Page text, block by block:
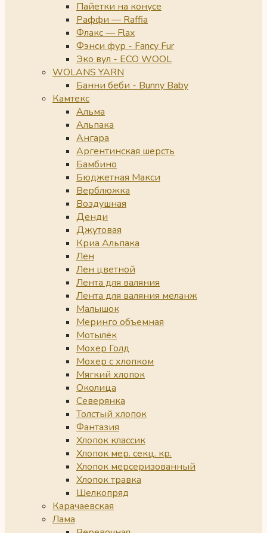
Пайетки на конусе
Раффи — Raffia
Флакс — Flax
Фэнси фур - Fancy Fur
Эко вул - ECO WOOL
WOLANS YARN
Банни беби - Bunny Baby
Камтекс
Альма
Альпака
Ангара
Аргентинская шерсть
Бамбино
Бюджетная Макси
Верблюжка
Воздушная
Денди
Джутовая
Криа Альпака
Лен
Лен цветной
Лента для валяния
Лента для валяния меланж
Малышок
Меринго объемная
Мотылёк
Мохер Голд
Мохер с хлопком
Мягкий хлопок
Околица
Северянка
Толстый хлопок
Фантазия
Хлопок классик
Хлопок мер. секц. кр.
Хлопок мерсеризованный
Хлопок травка
Шелкопряд
Карачаевская
Лама